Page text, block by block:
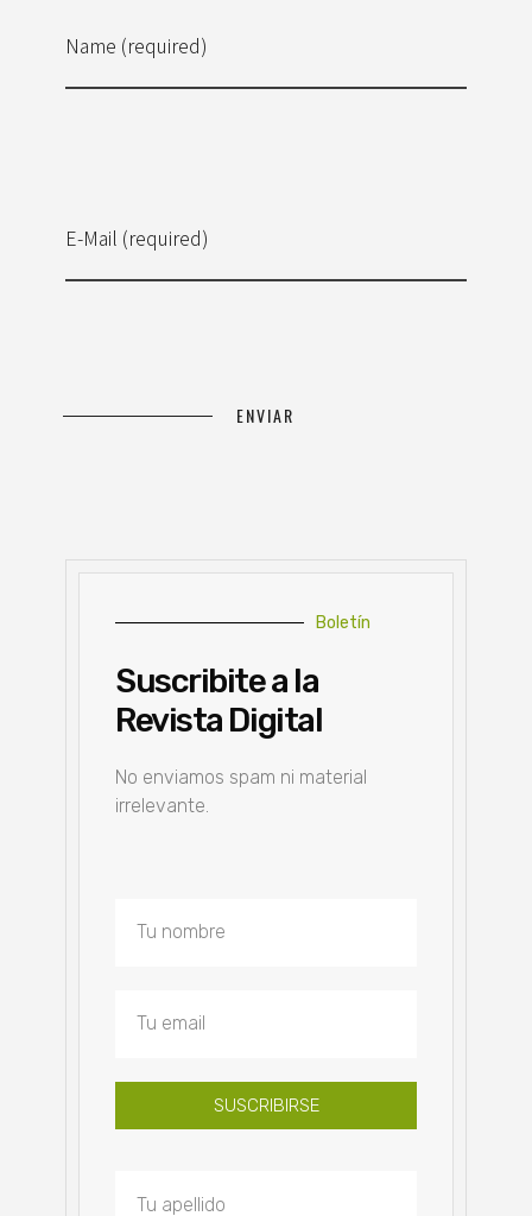
Name (required)
E-Mail (required)
Boletín
Suscribite a la
Revista Digital
No enviamos spam ni material
irrelevante.
SUSCRIBIRSE